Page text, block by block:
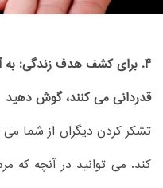
4. برای کشف هدف زندگی: به
قدردانی می کنند، گوش دهید
تشکر کردن دیگران از شما
کند. می توانید در آنچه که